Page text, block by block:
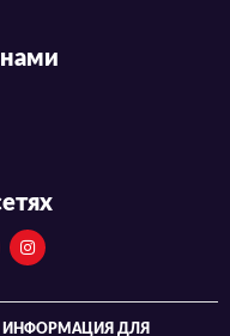
нами
ИНФОРМАЦИЯ ДЛЯ